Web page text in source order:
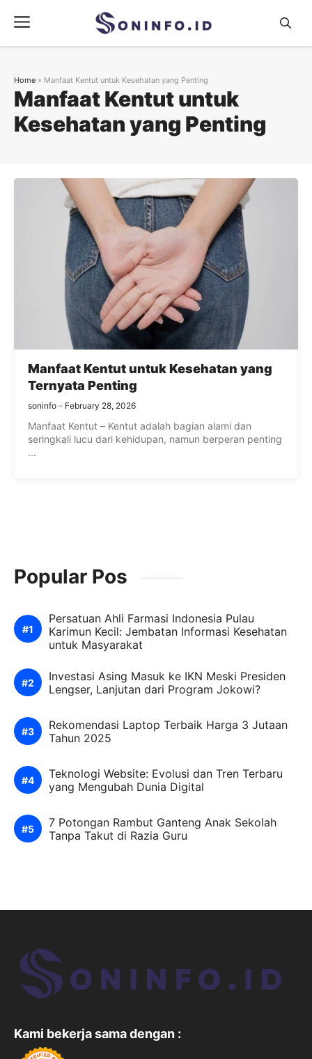
content
Menu
Manfaat Kentut untuk
Kesehatan yang Penting
Home » Manfaat Kentut untuk Kesehatan yang Penting
Manfaat Kentut untuk Kesehatan yang
Ternyata Penting
soninfo February 28, 2026
Manfaat Kentut – Kentut adalah bagian alami dan
seringkali lucu dari kehidupan, namun berperan penting
...
Popular Pos
Persatuan Ahli Farmasi Indonesia Pulau
Karimun Kecil: Jembatan Informasi Kesehatan
untuk Masyarakat
Investasi Asing Masuk ke IKN Meski Presiden
Lengser, Lanjutan dari Program Jokowi?
Rekomendasi Laptop Terbaik Harga 3 Jutaan
Tahun 2025
Teknologi Website: Evolusi dan Tren Terbaru
yang Mengubah Dunia Digital
7 Potongan Rambut Ganteng Anak Sekolah
Tanpa Takut di Razia Guru
Kami bekerja sama dengan :